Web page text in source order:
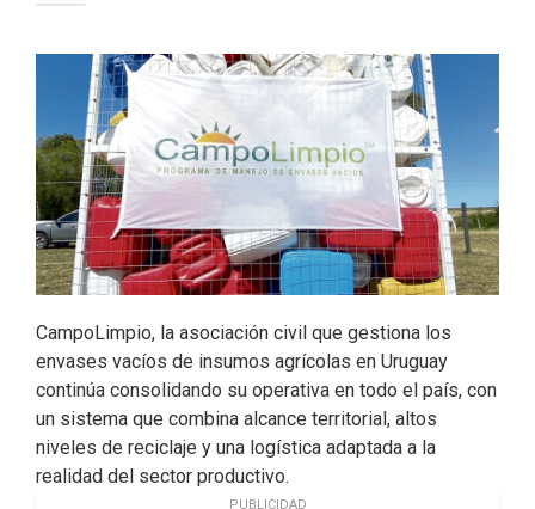
e
o
d
I
n
e
r
CampoLimpio, la asociación civil que gestiona los
envases vacíos de insumos agrícolas en Uruguay
continúa consolidando su operativa en todo el país, con
un sistema que combina alcance territorial, altos
niveles de reciclaje y una logística adaptada a la
realidad del sector productivo.
PUBLICIDAD